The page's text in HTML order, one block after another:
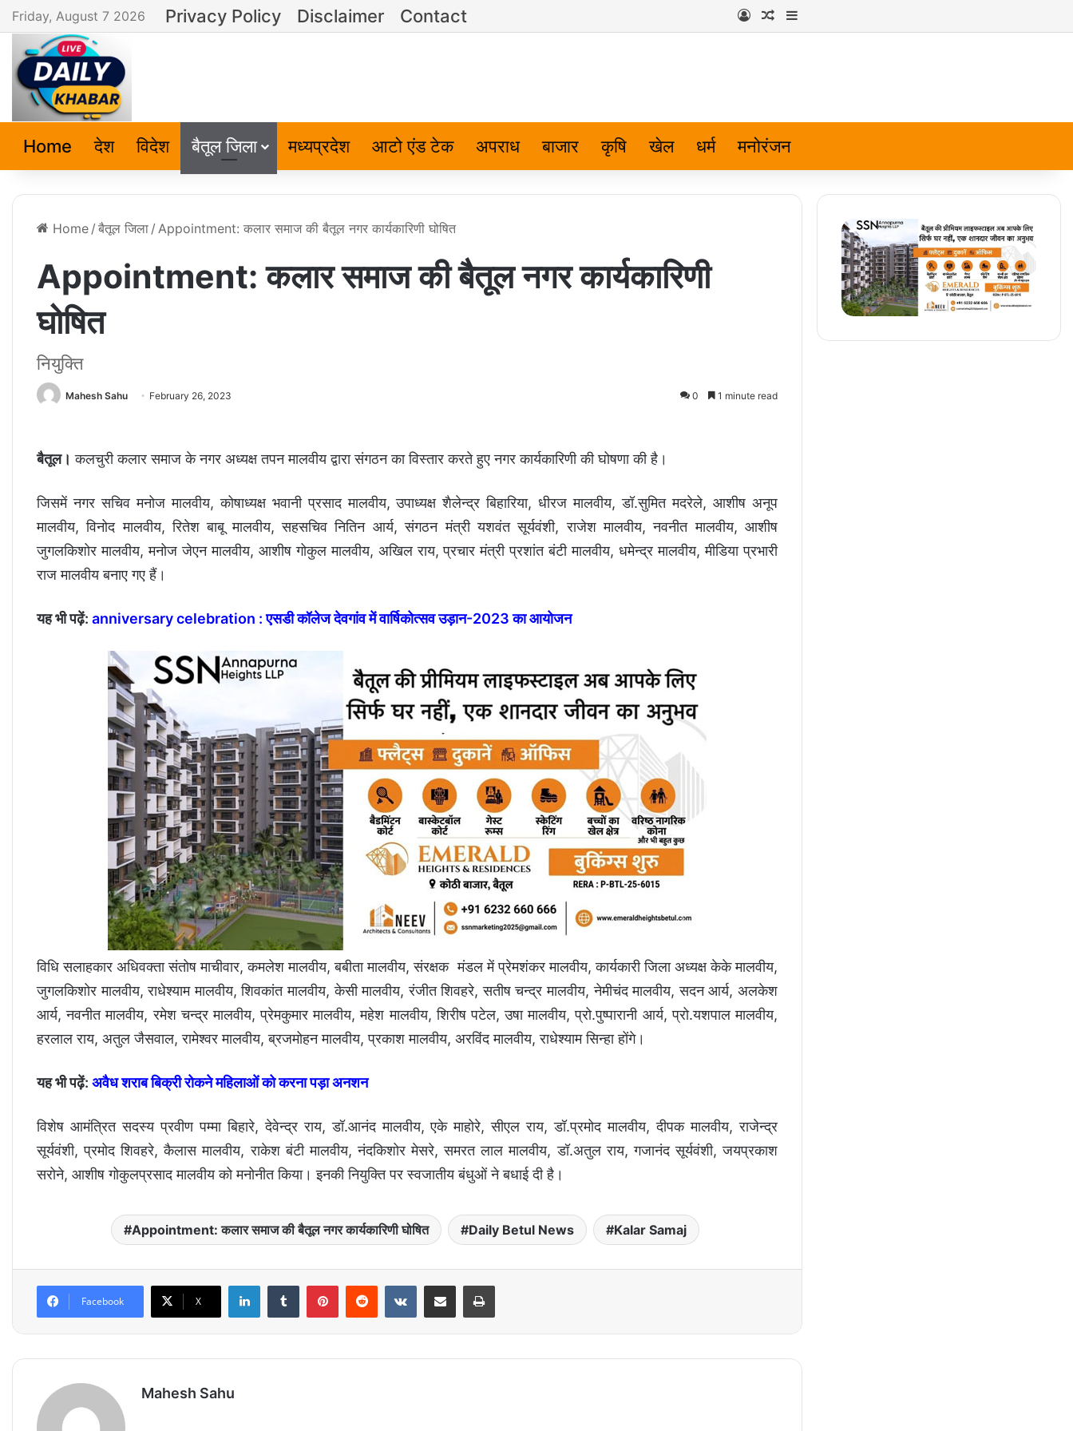
Friday, August 7 2026 Privacy Policy Disclaimer Contact Log InRandom Article
Home देश विदेश बैतूल जिला मध्यप्रदेश आटो एंड टेक अपराध बाजार कृषि खेल धर्म मनोरंजन
Home / बैतूल जिला / Appointment: कलार समाज की बैतूल नगर कार्यकारिणी घोषित
Appointment: कलार समाज की बैतूल नगर कार्यकारिणी
घोषित
नियुक्ति
Mahesh Sahu February 26, 2023 0 1 minute read
बैतूल। कलचुरी कलार समाज के नगर अध्यक्ष तपन मालवीय द्वारा संगठन का विस्तार करते हुए नगर कार्यकारिणी की घोषणा की है।
जिसमें नगर सचिव मनोज मालवीय, कोषाध्यक्ष भवानी प्रसाद मालवीय, उपाध्यक्ष शैलेन्द्र बिहारिया, धीरज मालवीय, डॉ.सुमित मदरेले, आशीष अनूप
मालवीय, विनोद मालवीय, रितेश बाबू मालवीय, सहसचिव नितिन आर्य, संगठन मंत्री यशवंत सूर्यवंशी, राजेश मालवीय, नवनीत मालवीय, आशीष
जुगलकिशोर मालवीय, मनोज जेएन मालवीय, आशीष गोकुल मालवीय, अखिल राय, प्रचार मंत्री प्रशांत बंटी मालवीय, धमेन्द्र मालवीय, मीडिया प्रभारी
राज मालवीय बनाए गए हैं।
यह भी पढ़ें: anniversary celebration : एसडी कॉलेज देवगांव में वार्षिकोत्सव उड़ान-2023 का आयोजन
विधि सलाहकार अधिवक्ता संतोष माचीवार, कमलेश मालवीय, बबीता मालवीय, संरक्षक मंडल में प्रेमशंकर मालवीय, कार्यकारी जिला अध्यक्ष केके मालवीय,
जुगलकिशोर मालवीय, राधेश्याम मालवीय, शिवकांत मालवीय, केसी मालवीय, रंजीत शिवहरे, सतीष चन्द्र मालवीय, नेमीचंद मालवीय, सदन आर्य, अलकेश
आर्य, नवनीत मालवीय, रमेश चन्द्र मालवीय, प्रेमकुमार मालवीय, महेश मालवीय, शिरीष पटेल, उषा मालवीय, प्रो.पुष्पारानी आर्य, प्रो.यशपाल मालवीय,
हरलाल राय, अतुल जैसवाल, रामेश्वर मालवीय, ब्रजमोहन मालवीय, प्रकाश मालवीय, अरविंद मालवीय, राधेश्याम सिन्हा होंगे।
यह भी पढ़ें: अवैध शराब बिक्री रोकने महिलाओं को करना पड़ा अनशन
विशेष आमंत्रित सदस्य प्रवीण पम्मा बिहारे, देवेन्द्र राय, डॉ.आनंद मालवीय, एके माहोरे, सीएल राय, डॉ.प्रमोद मालवीय, दीपक मालवीय, राजेन्द्र
सूर्यवंशी, प्रमोद शिवहरे, कैलास मालवीय, राकेश बंटी मालवीय, नंदकिशोर मेसरे, समरत लाल मालवीय, डॉ.अतुल राय, गजानंद सूर्यवंशी, जयप्रकाश
सरोने, आशीष गोकुलप्रसाद मालवीय को मनोनीत किया। इनकी नियुक्ति पर स्वजातीय बंधुओं ने बधाई दी है।
Appointment: कलार समाज की बैतूल नगर कार्यकारिणी घोषित Daily Betul News Kalar Samaj
Facebook X
Mahesh Sahu